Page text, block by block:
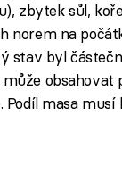
zbytek sůl,
norem na
stav byl
může
Podíl masa